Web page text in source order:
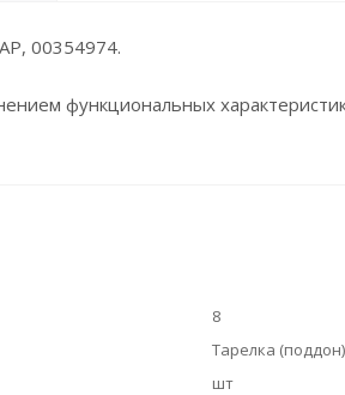
00354974.
функциональных
8
Тарелка
шт